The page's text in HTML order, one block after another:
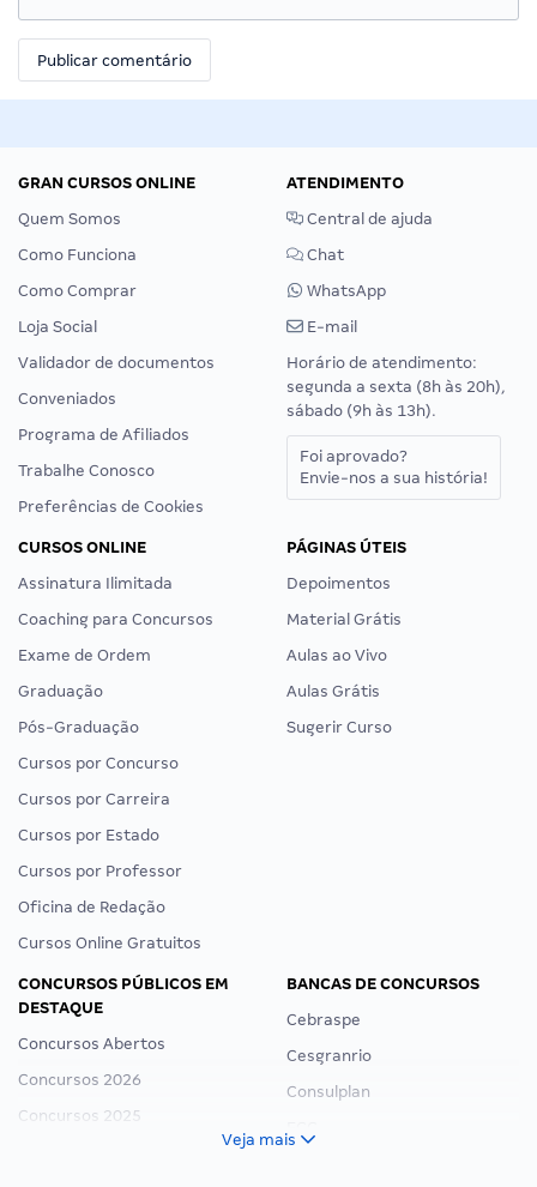
GRAN CURSOS ONLINE
Quem Somos
Como Funciona
Como Comprar
Loja Social
Validador de documentos
Conveniados
Programa de Afiliados
Trabalhe Conosco
Preferências de Cookies
ATENDIMENTO
Central de ajuda
Chat
WhatsApp
E-mail
Horário de atendimento:
segunda a sexta (8h às 20h),
sábado (9h às 13h).
Foi aprovado?
Envie-nos a sua história!
CURSOS ONLINE
Assinatura Ilimitada
Coaching para Concursos
Exame de Ordem
Graduação
Pós-Graduação
Cursos por Concurso
Cursos por Carreira
Cursos por Estado
Cursos por Professor
Oficina de Redação
Cursos Online Gratuitos
PÁGINAS ÚTEIS
Depoimentos
Material Grátis
Aulas ao Vivo
Aulas Grátis
Sugerir Curso
CONCURSOS PÚBLICOS EM
DESTAQUE
Concursos Abertos
Concursos 2026
Concursos 2025
BANCAS DE CONCURSOS
Cebraspe
Cesgranrio
Consulplan
Veja mais